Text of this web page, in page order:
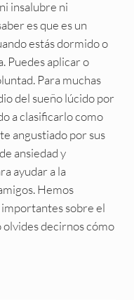
insalubre ni
es que es un
estás dormido o
Puedes aplicar o
Para muchas
del sueño lúcido por
a clasificarlo como
angustiado por sus
ansiedad y
ayudar a la
Hemos
sobre el
olvides decirnos cómo